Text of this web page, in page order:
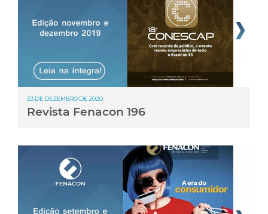
23 DE DEZEMBRO DE 2020
Revista Fenacon 196